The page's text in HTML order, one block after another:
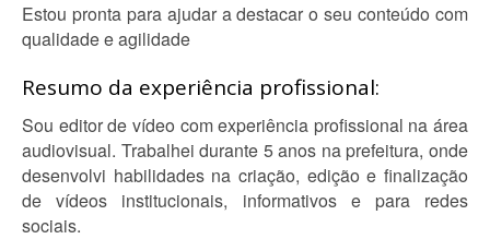
Estou pronta para ajudar a destacar o seu conteúdo com
qualidade e agilidade
Resumo da experiência profissional:
Sou editor de vídeo com experiência profissional na área
audiovisual. Trabalhei durante 5 anos na prefeitura, onde
desenvolvi habilidades na criação, edição e finalização
de vídeos institucionais, informativos e para redes
sociais.